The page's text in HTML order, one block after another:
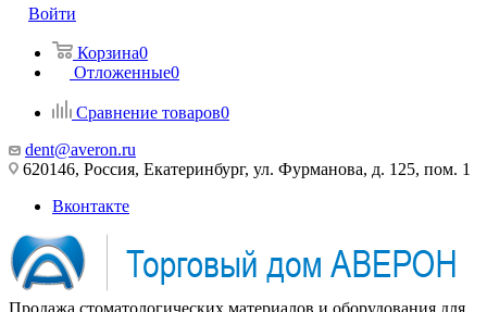
Войти
Корзина0
Отложенные0
Сравнение товаров0
dent@averon.ru
620146, Россия, Екатеринбург, ул. Фурманова, д. 125, пом. 1
Вконтакте
Продажа стоматологических материалов и оборудования для